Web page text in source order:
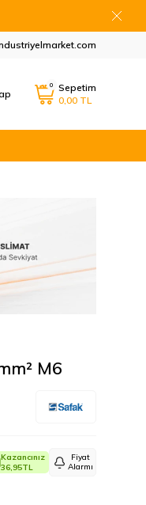
0
Sepetim
0,00 TL
M6
Kazancınız
36,95TL
Fiyat
Alarmı